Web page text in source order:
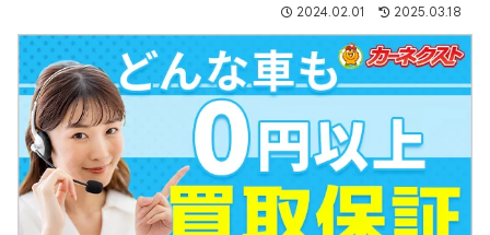
2024.02.01 2025.03.18